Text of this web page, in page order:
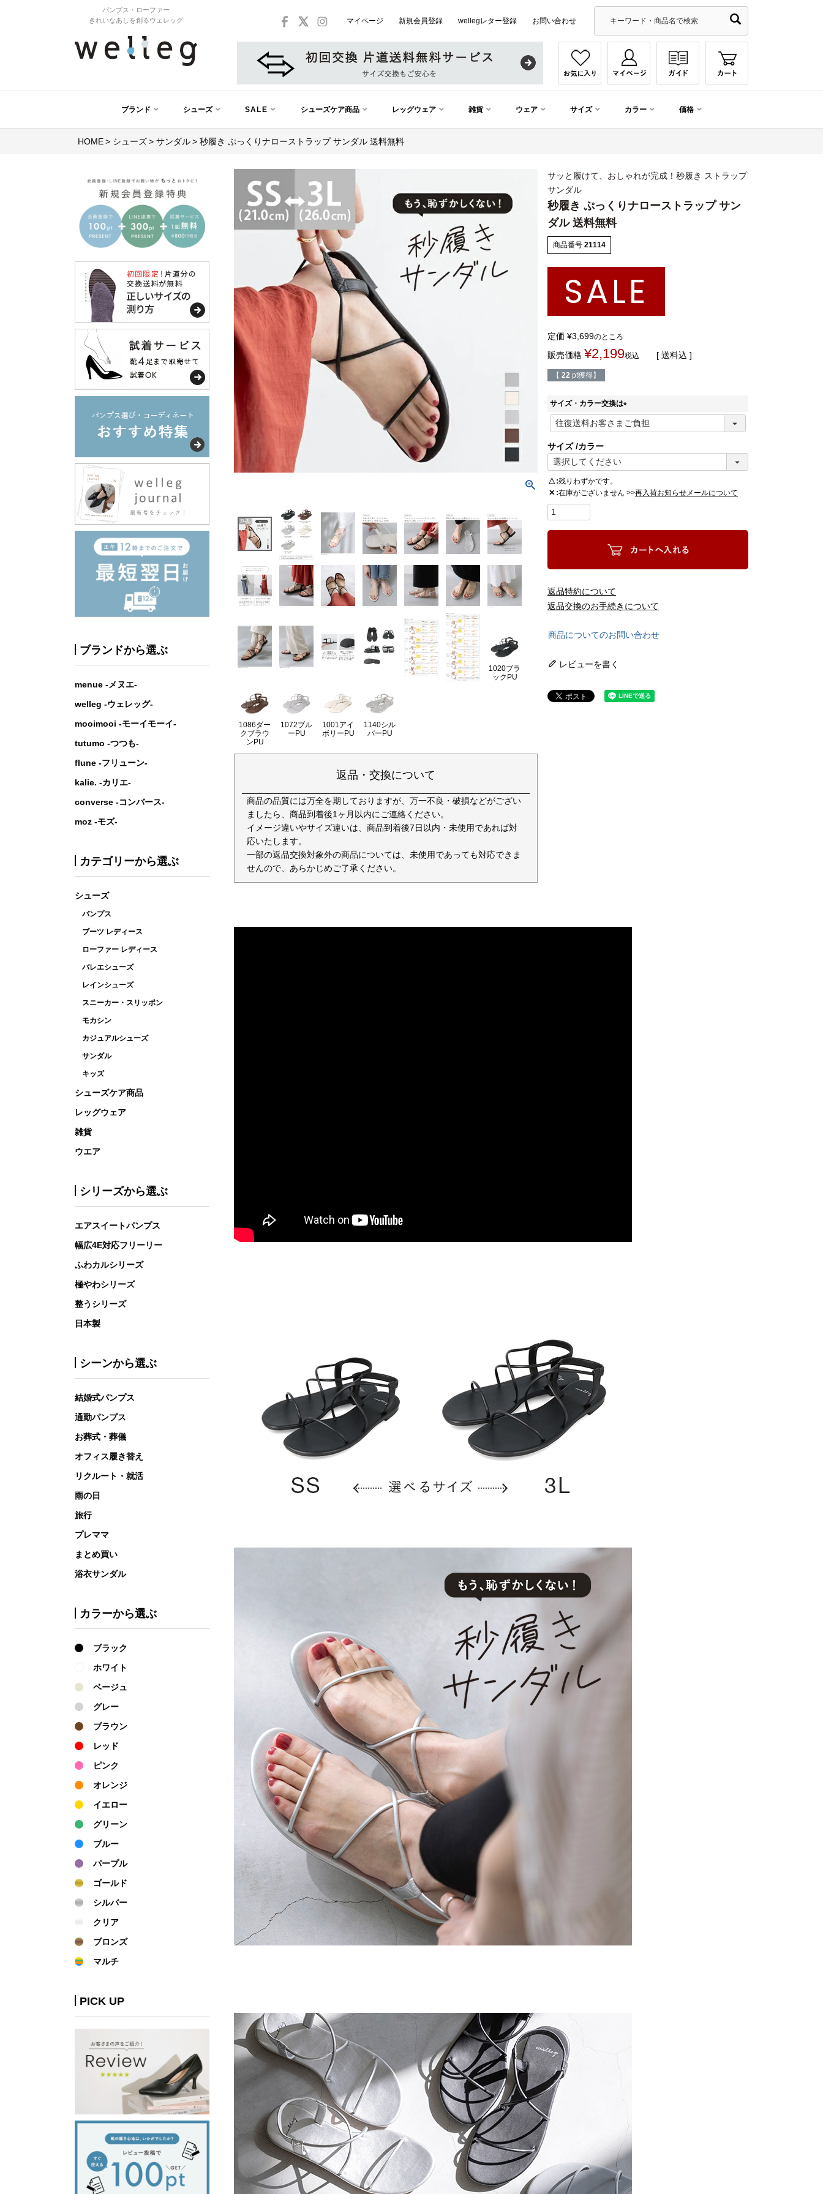
パンプス・ローファー
きれいなあしを創るウェレッグ
マイページ 新規会員登録 wellegレター登録 お問い合わせ
ブランド シューズ SALE シューズケア商品 レッグウェア 雑貨 ウェア サイズ カラー 価格
HOME シューズ サンダル 秒履き ぷっくりナローストラップ サンダル 送料無料
ブランドから選ぶ
menue -メヌエ-
welleg -ウェレッグ-
mooimooi -モーイモーイ-
tutumo -つつも-
flune -フリューン-
kalie. -カリエ-
converse -コンバース-
moz -モズ-
カテゴリーから選ぶ
シューズ
パンプス
ブーツ レディース
ローファー レディース
バレエシューズ
レインシューズ
スニーカー・スリッポン
モカシン
カジュアルシューズ
サンダル
キッズ
シューズケア商品
レッグウェア
雑貨
ウエア
シリーズから選ぶ
エアスイートパンプス
幅広4E対応フリーリー
ふわカルシリーズ
極やわシリーズ
整うシリーズ
日本製
シーンから選ぶ
結婚式パンプス
通勤パンプス
お葬式・葬儀
オフィス履き替え
リクルート・就活
雨の日
旅行
プレママ
まとめ買い
浴衣サンダル
カラーから選ぶ
ブラック
ホワイト
ベージュ
グレー
ブラウン
レッド
ピンク
オレンジ
イエロー
グリーン
ブルー
パープル
ゴールド
シルバー
クリア
ブロンズ
マルチ
PICK UP
1020ブラ
ックPU
1086ダー
クブラウ
ンPU
1072ブル
ーPU
1001アイ
ボリーPU
1140シル
バーPU
返品・交換について
商品の品質には万全を期しておりますが、万一不良・破損などがござい
ましたら、商品到着後1ヶ月以内にご連絡ください。
イメージ違いやサイズ違いは、商品到着後7日以内・未使用であれば対
応いたします。
一部の返品交換対象外の商品については、未使用であっても対応できま
せんので、あらかじめご了承ください。
サッと履けて、おしゃれが完成！秒履き ストラップ
サンダル
秒履き ぷっくりナローストラップ サン
ダル 送料無料
商品番号 21114
SALE
定価 ¥3,699のところ
販売価格 ¥2,199税込 送料込
【 22 pt獲得】
サイズ・カラー交換は
必
)
サイズ カラー
△ 残りわずかです。
✕ 在庫がございません >>再入荷お知らせメールについて
返品特約について
返品交換のお手続きについて
商品についてのお問い合わせ
レビューを書く